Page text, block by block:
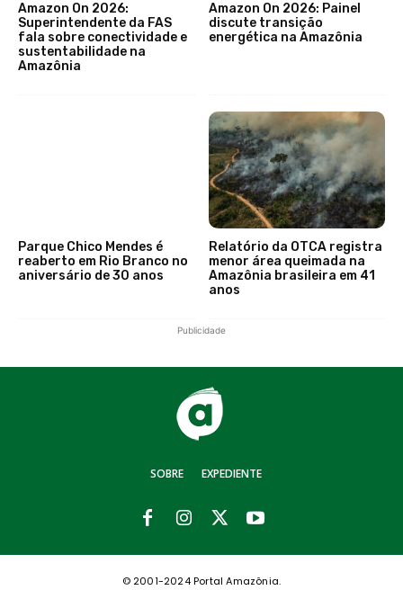
Amazon On 2026:
Superintendente da FAS
fala sobre conectividade e
sustentabilidade na
Amazônia
Amazon On 2026: Painel
discute transição
energética na Amazônia
Parque Chico Mendes é
reaberto em Rio Branco no
aniversário de 30 anos
Relatório da OTCA registra
menor área queimada na
Amazônia brasileira em 41
anos
Publicidade
SOBRE EXPEDIENTE
© 2001-2024 Portal Amazônia.